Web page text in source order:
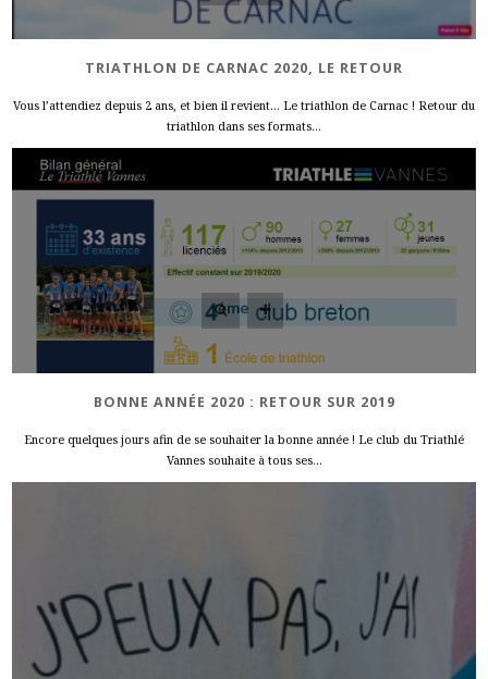
TRIATHLON DE CARNAC 2020, LE RETOUR
Vous l’attendiez depuis 2 ans, et bien il revient… Le triathlon de Carnac ! Retour du
triathlon dans ses formats...
BONNE ANNÉE 2020 : RETOUR SUR 2019
Encore quelques jours afin de se souhaiter la bonne année ! Le club du Triathlé
Vannes souhaite à tous ses...